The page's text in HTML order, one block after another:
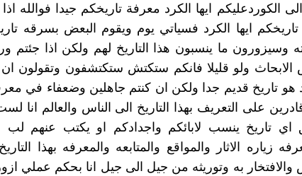
الكوردعليكم ايها الكرد معرفة تاريخكم جيدا فوالله
ايها الكرد فسياتي يوم ويقوم البعض بسرقه
وسيزورون ما ينسبون هذا التاريخ لهم ولكن اذا جئتم
الابحاث ولو قليلا فانكم ستكتش ستكتشفون وتقولون ان
هو تاريخ قديم جدا ولكن ان كنتم جاهلين وضعفاء في
على التعريف بهذا التاريخ الى الناس والعالم انا
اي تاريخ ينسب لابائكم واجدادكم او يكتب عنهم لب
زياره الاثار والمواقع والمتابعه والمعرفه بهذا
والافتخار به وتوريثه من جيل الى جيل انا بحكم عملي